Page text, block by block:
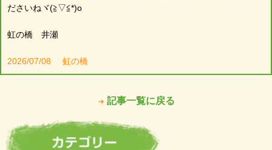
ださいねヾ(≧▽≦*)o
虹の橋 井瀬
2026/07/08 虹の橋
記事一覧に戻る